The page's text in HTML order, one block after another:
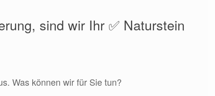
sind wir Ihr ✅ Naturstein
Was können wir für Sie tun?